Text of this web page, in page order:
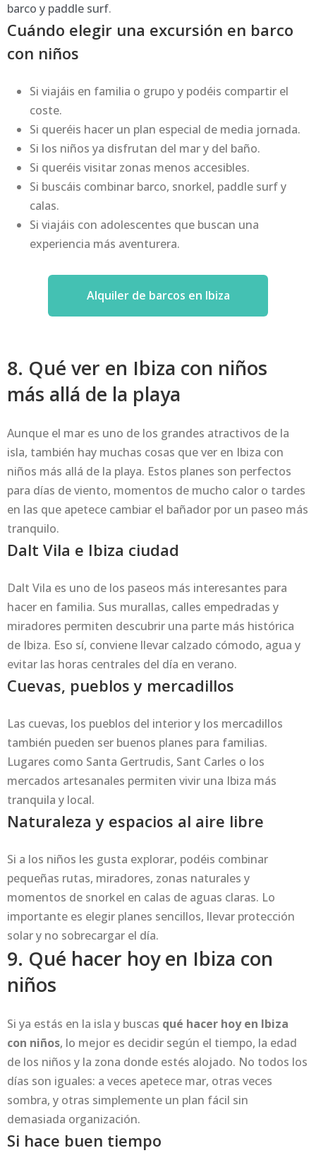
barco y paddle surf.
Cuándo elegir una excursión en barco
con niños
Si viajáis en familia o grupo y podéis compartir el
coste.
Si queréis hacer un plan especial de media jornada.
Si los niños ya disfrutan del mar y del baño.
Si queréis visitar zonas menos accesibles.
Si buscáis combinar barco, snorkel, paddle surf y
calas.
Si viajáis con adolescentes que buscan una
experiencia más aventurera.
Alquiler de barcos en Ibiza
8. Qué ver en Ibiza con niños
más allá de la playa
Aunque el mar es uno de los grandes atractivos de la
isla, también hay muchas cosas que ver en Ibiza con
niños más allá de la playa. Estos planes son perfectos
para días de viento, momentos de mucho calor o tardes
en las que apetece cambiar el bañador por un paseo más
tranquilo.
Dalt Vila e Ibiza ciudad
Dalt Vila es uno de los paseos más interesantes para
hacer en familia. Sus murallas, calles empedradas y
miradores permiten descubrir una parte más histórica
de Ibiza. Eso sí, conviene llevar calzado cómodo, agua y
evitar las horas centrales del día en verano.
Cuevas, pueblos y mercadillos
Las cuevas, los pueblos del interior y los mercadillos
también pueden ser buenos planes para familias.
Lugares como Santa Gertrudis, Sant Carles o los
mercados artesanales permiten vivir una Ibiza más
tranquila y local.
Naturaleza y espacios al aire libre
Si a los niños les gusta explorar, podéis combinar
pequeñas rutas, miradores, zonas naturales y
momentos de snorkel en calas de aguas claras. Lo
importante es elegir planes sencillos, llevar protección
solar y no sobrecargar el día.
9. Qué hacer hoy en Ibiza con
niños
Si ya estás en la isla y buscas qué hacer hoy en Ibiza
con niños, lo mejor es decidir según el tiempo, la edad
de los niños y la zona donde estés alojado. No todos los
días son iguales: a veces apetece mar, otras veces
sombra, y otras simplemente un plan fácil sin
demasiada organización.
Si hace buen tiempo